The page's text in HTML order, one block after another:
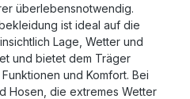
überlebensnotwendig.
ist ideal auf die
Lage, Wetter und
und bietet dem Träger
und Komfort. Bei
Hosen, die extremes Wetter